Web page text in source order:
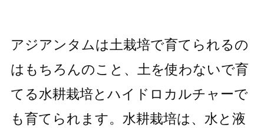
アジアンタムは土栽培で育てられるの
はもちろんのこと、土を使わないで育
てる水耕栽培とハイドロカルチャーで
も育てられます。水耕栽培は、水と液